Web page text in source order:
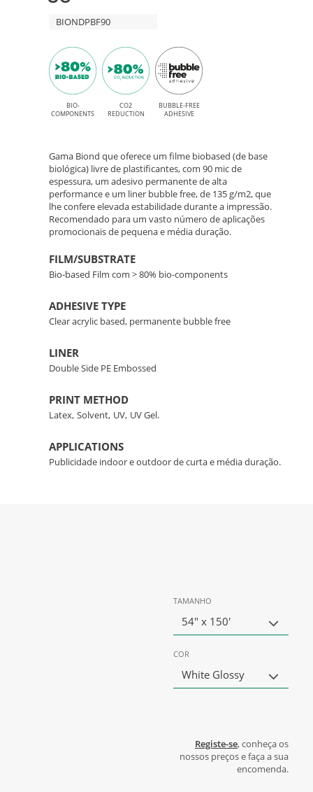
BIONDPBF90
BIO-
COMPONENTS
CO2
REDUCTION
BUBBLE-FREE
ADHESIVE
Gama Biond que oferece um filme biobased (de base
biológica) livre de plastificantes, com 90 mic de
espessura, um adesivo permanente de alta
performance e um liner bubble free, de 135 g/m2, que
lhe confere elevada estabilidade durante a impressão.
Recomendado para um vasto número de aplicações
promocionais de pequena e média duração.
FILM/SUBSTRATE
Bio-based Film com > 80% bio-components
ADHESIVE TYPE
Clear acrylic based, permanente bubble free
LINER
Double Side PE Embossed
PRINT METHOD
Latex, Solvent, UV, UV Gel.
APPLICATIONS
Publicidade indoor e outdoor de curta e média duração.
TAMANHO
54" x 150'
COR
White Glossy
Registe-se, conheça os
nossos preços e faça a sua
encomenda.
Filme
Based
Performance
para
impressão
Solvente,
Latex,